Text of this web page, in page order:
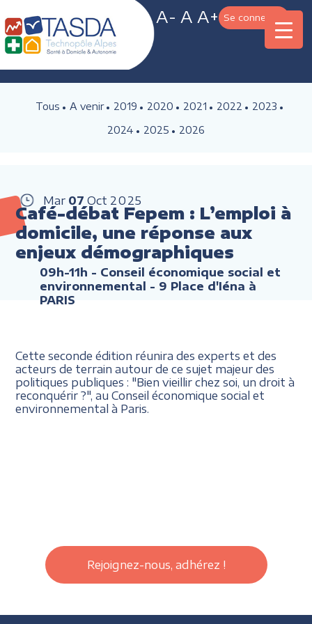
A- A A+ Se connecter
Tous A venir 2019 2020 2021 2022
2023
2024
2025 2026
Mar 07 Oct 2025
Café-débat Fepem : L’emploi à
domicile, une réponse aux
enjeux démographiques
09h-11h - Conseil économique social et
environnemental - 9 Place d'Iéna à
PARIS
Cette seconde édition réunira des experts et des
acteurs de terrain autour de ce sujet majeur des
politiques publiques : "Bien vieillir chez soi, un droit à
reconquérir ?", au Conseil économique social et
environnemental à Paris.
Rejoignez-nous, adhérez !